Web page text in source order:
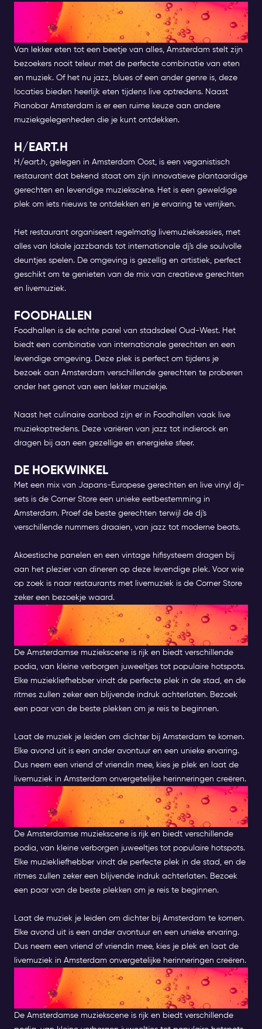
RESTAURANTS MET LIVE
MUZIEK IN AMSTERDAM
Van lekker eten tot een beetje van alles, Amsterdam stelt zijn
bezoekers nooit teleur met de perfecte combinatie van eten
en muziek. Of het nu jazz, blues of een ander genre is, deze
locaties bieden heerlijk eten tijdens live optredens. Naast
Pianobar Amsterdam is er een ruime keuze aan andere
muziekgelegenheden die je kunt ontdekken.
H/EART.H
H/eart.h, gelegen in Amsterdam Oost, is een veganistisch
restaurant dat bekend staat om zijn innovatieve plantaardige
gerechten en levendige muziekscène. Het is een geweldige
plek om iets nieuws te ontdekken en je ervaring te verrijken.
Het restaurant organiseert regelmatig livemuzieksessies, met
alles van lokale jazzbands tot internationale dj's die soulvolle
deuntjes spelen. De omgeving is gezellig en artistiek, perfect
geschikt om te genieten van de mix van creatieve gerechten
en livemuziek.
FOODHALLEN
Foodhallen is de echte parel van stadsdeel Oud-West. Het
biedt een combinatie van internationale gerechten en een
levendige omgeving. Deze plek is perfect om tijdens je
bezoek aan Amsterdam verschillende gerechten te proberen
onder het genot van een lekker muziekje.
Naast het culinaire aanbod zijn er in Foodhallen vaak live
muziekoptredens. Deze variëren van jazz tot indierock en
dragen bij aan een gezellige en energieke sfeer.
DE HOEKWINKEL
Met een mix van Japans-Europese gerechten en live vinyl dj-
sets is de Corner Store een unieke eetbestemming in
Amsterdam. Proef de beste gerechten terwijl de dj's
verschillende nummers draaien, van jazz tot moderne beats.
Akoestische panelen en een vintage hifisysteem dragen bij
aan het plezier van dineren op deze levendige plek. Voor wie
op zoek is naar restaurants met livemuziek is de Corner Store
zeker een bezoekje waard.
OMARM DE MELODIE : EEN
AVONDJE UIT IN AMSTERDAM
De Amsterdamse muziekscene is rijk en biedt verschillende
podia, van kleine verborgen juweeltjes tot populaire hotspots.
Elke muziekliefhebber vindt de perfecte plek in de stad, en de
ritmes zullen zeker een blijvende indruk achterlaten. Bezoek
een paar van de beste plekken om je reis te beginnen.
Laat de muziek je leiden om dichter bij Amsterdam te komen.
Elke avond uit is een ander avontuur en een unieke ervaring.
Dus neem een vriend of vriendin mee, kies je plek en laat de
livemuziek in Amsterdam onvergetelijke herinneringen creëren.
OMARM DE MELODIE : EEN
AVONDJE UIT IN AMSTERDAM
De Amsterdamse muziekscene is rijk en biedt verschillende
podia, van kleine verborgen juweeltjes tot populaire hotspots.
Elke muziekliefhebber vindt de perfecte plek in de stad, en de
ritmes zullen zeker een blijvende indruk achterlaten. Bezoek
een paar van de beste plekken om je reis te beginnen.
Laat de muziek je leiden om dichter bij Amsterdam te komen.
Elke avond uit is een ander avontuur en een unieke ervaring.
Dus neem een vriend of vriendin mee, kies je plek en laat de
livemuziek in Amsterdam onvergetelijke herinneringen creëren.
OMARM DE MELODIE : EEN
AVONDJE UIT IN AMSTERDAM
De Amsterdamse muziekscene is rijk en biedt verschillende